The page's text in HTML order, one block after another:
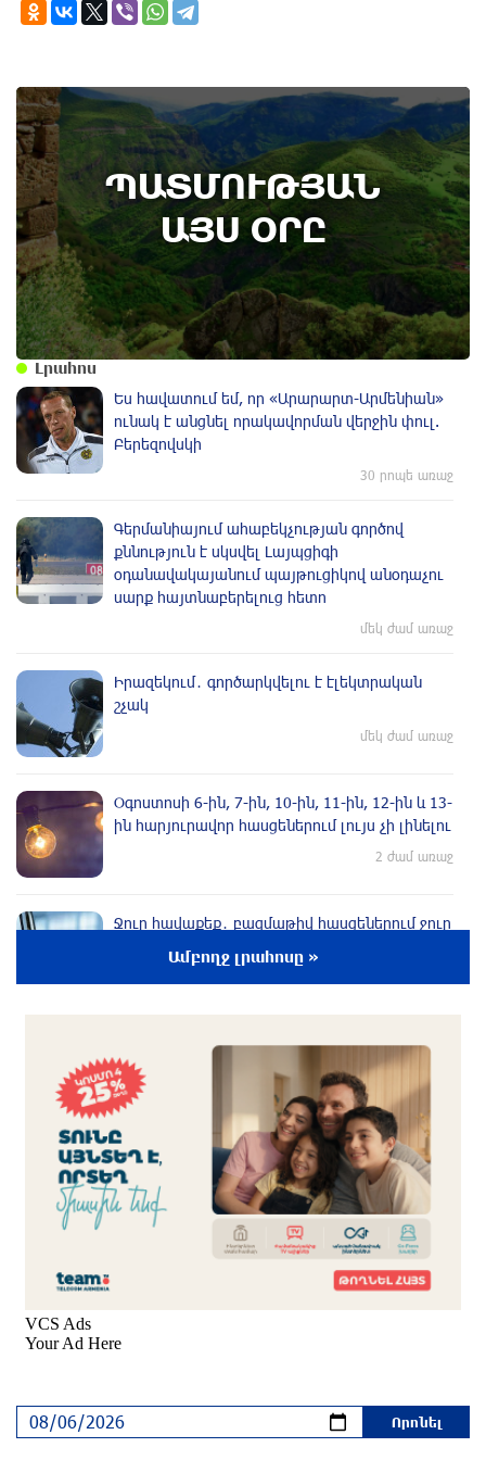
ՊԱՏՄՈՒԹՅԱՆ
ԱՅՍ ՕՐԸ
6th of August
Տավուշի մարզի Ոսկեպարում հայ-ռուսական
համագործակցության շրջանակում ռուս
սահմանապահներ են տեղակայվել․
պատմության այս օրը (5 օգոստոս)
Լրահոս
Ես հավատում եմ, որ «Արարարտ-Արմենիան»
ունակ է անցնել որակավորման վերջին փուլ.
Բերեզովսկի
30 րոպե առաջ
Գերմանիայում ահաբեկչության գործով
քննություն է սկսվել Լայպցիգի
օդանավակայանում պայթուցիկով անօդաչու
սարք հայտնաբերելուց հետո
մեկ ժամ առաջ
Իրազեկում․ գործարկվելու է էլեկտրական
շչակ
մեկ ժամ առաջ
Օգոստոսի 6-ին, 7-ին, 10-ին, 11-ին, 12-ին և 13-
ին հարյուրավոր հասցեներում լույս չի լինելու
2 ժամ առաջ
Ջուր հավաքեք․ բազմաթիվ հասցեներում ջուր
Եվրոպայի մայրաքաղաքները գրանցում են
շոգի նոր ռեկորդներ
2 ժամ առաջ
Զովունի-Եղվարդ ճանապարհին բախվել են
«Alfa Romeo»-ն և «Opel»-ը. կա վիրավոր
3 ժամ առաջ
Իրանն ու Օմանը համաձայնեցրել են Հորմուզի
Կեղծ էջով քաղաքացիներին առաջարկվում է
մասնակցել խաղարկության․ զգուշացում
Ամբողջ լրահոսը »